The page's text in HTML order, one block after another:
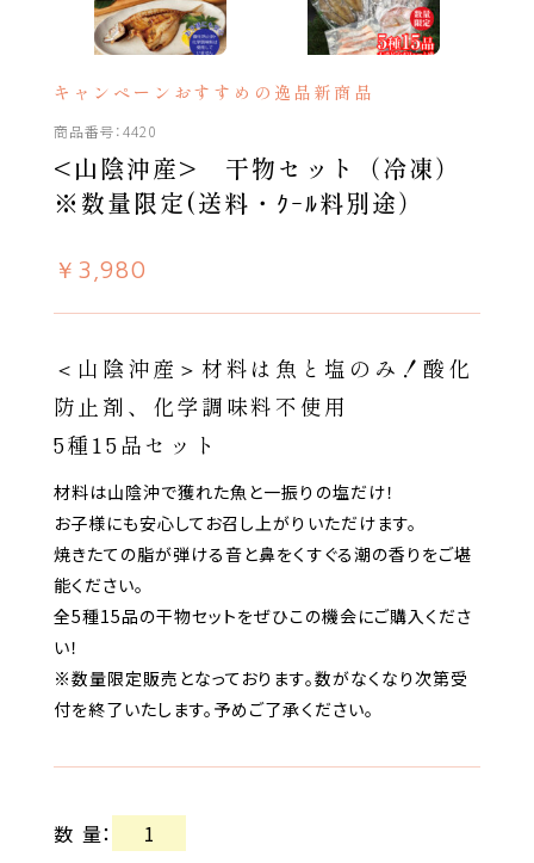
キャンペーン おすすめの逸品 新商品
4420
<山陰沖産> 干物セット（冷凍）
※数量限定(送料・ｸｰﾙ料別途）
￥3,980
＜山陰沖産＞材料は魚と塩のみ！酸化
防止剤、化学調味料不使用
5種15品セット
材料は山陰沖で獲れた魚と一振りの塩だけ！
お子様にも安心してお召し上がりいただけます。
焼きたての脂が弾ける音と鼻をくすぐる潮の香りをご堪
能ください。
全5種15品の干物セットをぜひこの機会にご購入くださ
い！
※数量限定販売となっております。数がなくなり次第受
付を終了いたします。予めご了承ください。
数量：